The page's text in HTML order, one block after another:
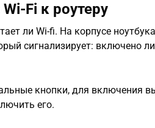
Fi к роутеру
ли Wi-fi. На корпусе
сигнализирует: включено
кнопки, для включения
его.